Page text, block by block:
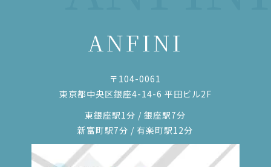
ANFINI
〒104-0061
東京都中央区銀座4-14-6 平田ビル2F
東銀座駅1分 / 銀座駅7分
新富町駅7分 / 有楽町駅12分